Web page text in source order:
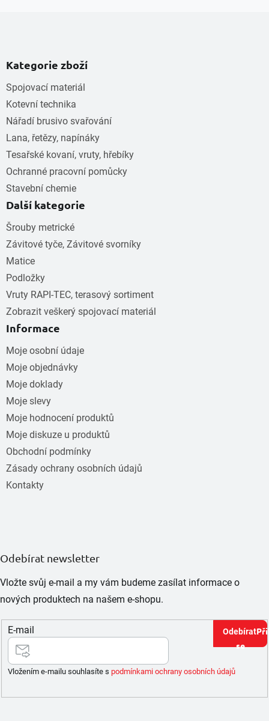
Kategorie zboží
Spojovací materiál
Kotevní technika
Nářadí brusivo svařování
Lana, řetězy, napínáky
Tesařské kovaní, vruty, hřebíky
Ochranné pracovní pomůcky
Stavební chemie
Další kategorie
Šrouby metrické
Závitové tyče, Závitové svorníky
Matice
Podložky
Vruty RAPI-TEC, terasový sortiment
Zobrazit veškerý spojovací materiál
Informace
Moje osobní údaje
Moje objednávky
Moje doklady
Moje slevy
Moje hodnocení produktů
Moje diskuze u produktů
Obchodní podmínky
Zásady ochrany osobních údajů
Kontakty
Odebírat newsletter
Vložte svůj e-mail a my vám budeme zasílat informace o
nových produktech na našem e-shopu.
E-mail
Vložením e-mailu souhlasíte s podmínkami ochrany osobních údajů
se